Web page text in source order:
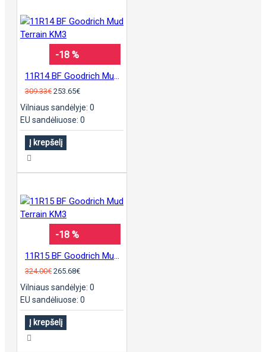
-18 %
309.33€ 253.65€
Vilniaus sandėlyje: 0
EU sandėliuose: 0
Į krepšelį
-18 %
324.00€ 265.68€
Vilniaus sandėlyje: 0
EU sandėliuose: 0
Į krepšelį